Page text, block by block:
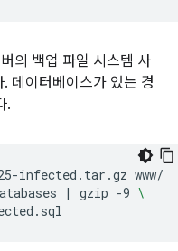
의 백업 파일 시스템 사
데이터베이스가 있는 경
.
infected.tar.gz www/
| gzip -9 \